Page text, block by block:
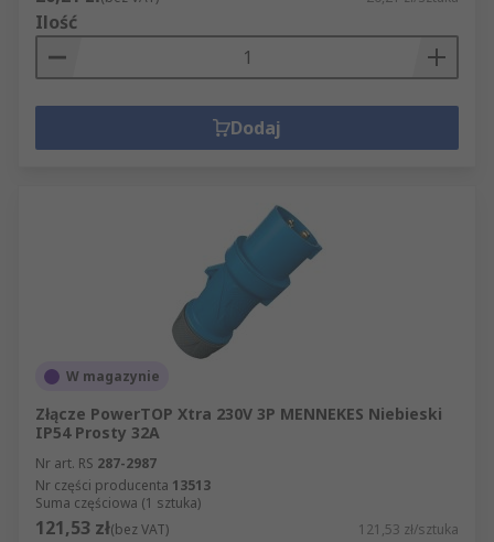
Ilość
Dodaj
W magazynie
Złącze PowerTOP Xtra 230V 3P MENNEKES Niebieski
IP54 Prosty 32A
Nr art. RS 287-2987
Nr części producenta 13513
Suma częściowa (1 sztuka)
121,53 zł(bez VAT) 121,53 zł/sztuka